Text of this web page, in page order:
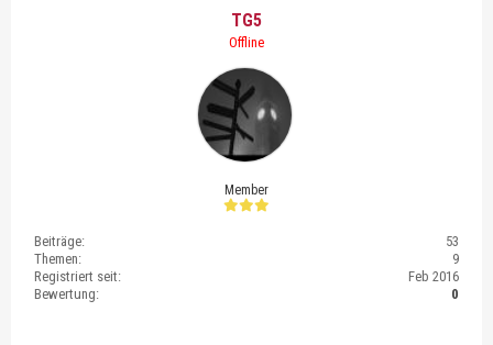
TG5
Offline
Member
Beiträge:
53
Themen:
9
Registriert seit:
Feb 2016
Bewertung:
0